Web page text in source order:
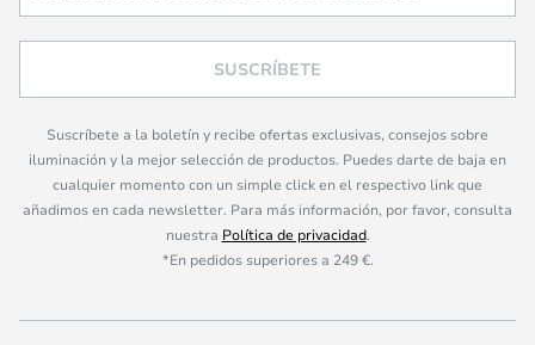
SUSCRÍBETE
Suscríbete a la boletín y recibe ofertas exclusivas, consejos sobre
iluminación y la mejor selección de productos. Puedes darte de baja en
cualquier momento con un simple click en el respectivo link que
añadimos en cada newsletter. Para más información, por favor, consulta
nuestra Política de privacidad.
*En pedidos superiores a 249 €.